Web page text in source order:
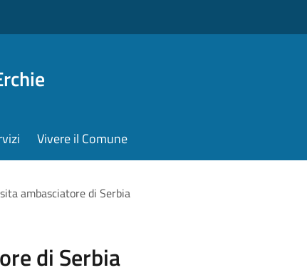
Vivere il Comune
ambasciatore di Serbia
di Serbia